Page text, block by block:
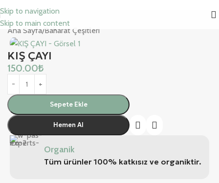
Skip to navigation
Skip to main content
Ana Sayfa/Baharat Çeşitleri
KIŞ ÇAYI
150.00₺
Sepete Ekle
Hemen Al
Organik
Tüm ürünler 100% katkısız ve organiktir.